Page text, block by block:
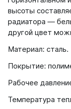
высоты
радиатора —
другой цвет
Материал: сталь.
Покрытие:
Рабочее
Температура